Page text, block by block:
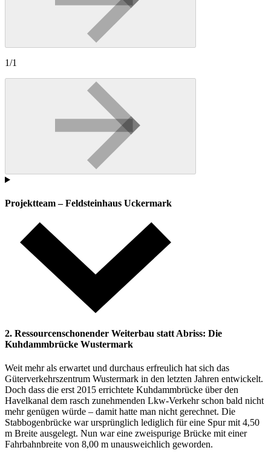
1/1
Projektteam – Feldsteinhaus Uckermark
2. Ressourcenschonender Weiterbau statt Abriss: Die
Kuhdammbrücke Wustermark
Weit mehr als erwartet und durchaus erfreulich hat sich das
Güterverkehrszentrum Wustermark in den letzten Jahren entwickelt.
Doch dass die erst 2015 errichtete Kuhdammbrücke über den
Havelkanal dem rasch zunehmenden Lkw-Verkehr schon bald nicht
mehr genügen würde – damit hatte man nicht gerechnet. Die
Stabbogenbrücke war ursprünglich lediglich für eine Spur mit 4,50
m Breite ausgelegt. Nun war eine zweispurige Brücke mit einer
Fahrbahnbreite von 8,00 m unausweichlich geworden.